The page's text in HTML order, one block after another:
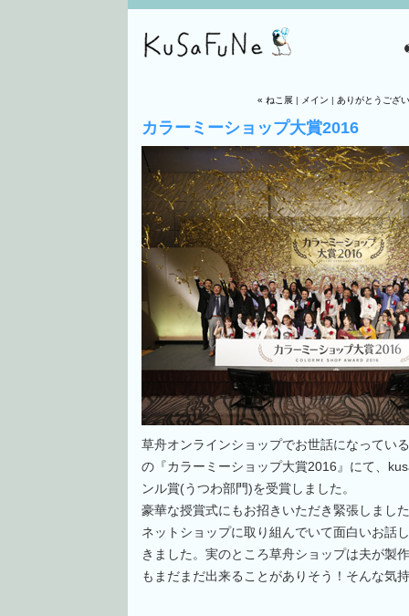
« ねこ展 | メイン | ありがとうござ
カラーミーショップ大賞2016
草舟オンラインショップでお世話になってい
の『カラーミーショップ大賞2016』にて、
ンル賞(うつわ部門)を受賞しました。
豪華な授賞式にもお招きいただき緊張しまし
ネットショップに取り組んでいて面白いお話
きました。実のところ草舟ショップは夫が製
もまだまだ出来ることがありそう！そんな気